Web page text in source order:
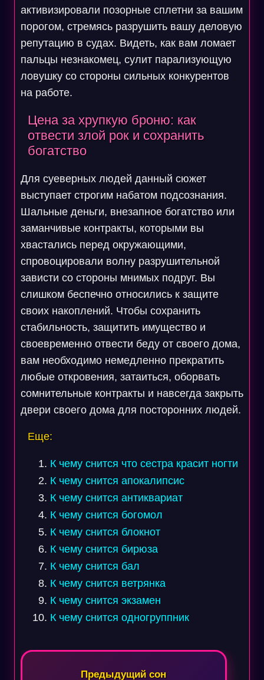
активизировали позорные сплетни за вашим
порогом, стремясь разрушить вашу деловую
репутацию в судах. Видеть, как вам ломает
пальцы незнакомец, сулит парализующую
ловушку со стороны сильных конкурентов
на работе.
Цена за хрупкую броню: как
отвести злой рок и сохранить
богатство
Для суеверных людей данный сюжет
выступает строгим набатом подсознания.
Шальные деньги, внезапное богатство или
заманчивые контракты, которыми вы
хвастались перед окружающими,
спровоцировали волну разрушительной
зависти со стороны мнимых подруг. Вы
слишком беспечно относились к защите
своих накоплений. Чтобы сохранить
стабильность, защитить имущество и
своевременно отвести беду от своего дома,
вам необходимо немедленно прекратить
любые откровения, затаиться, оборвать
сомнительные контракты и навсегда закрыть
двери своего дома для посторонних людей.
Еще:
К чему снится что сестра красит ногти
К чему снится апокалипсис
К чему снится антиквариат
К чему снится богомол
К чему снится блокнот
К чему снится бирюза
К чему снится бал
К чему снится ветрянка
К чему снится экзамен
К чему снится одногруппник
Навигация
Предыдущий сон